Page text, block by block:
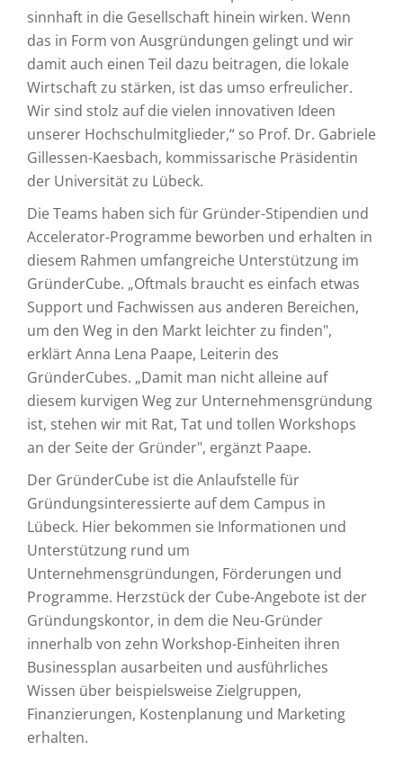
sinnhaft in die Gesellschaft hinein wirken. Wenn
das in Form von Ausgründungen gelingt und wir
damit auch einen Teil dazu beitragen, die lokale
Wirtschaft zu stärken, ist das umso erfreulicher.
Wir sind stolz auf die vielen innovativen Ideen
unserer Hochschulmitglieder,“ so Prof. Dr. Gabriele
Gillessen-Kaesbach, kommissarische Präsidentin
der Universität zu Lübeck.
Die Teams haben sich für Gründer-Stipendien und
Accelerator-Programme beworben und erhalten in
diesem Rahmen umfangreiche Unterstützung im
GründerCube. „Oftmals braucht es einfach etwas
Support und Fachwissen aus anderen Bereichen,
um den Weg in den Markt leichter zu finden",
erklärt Anna Lena Paape, Leiterin des
GründerCubes. „Damit man nicht alleine auf
diesem kurvigen Weg zur Unternehmensgründung
ist, stehen wir mit Rat, Tat und tollen Workshops
an der Seite der Gründer", ergänzt Paape.
Der GründerCube ist die Anlaufstelle für
Gründungsinteressierte auf dem Campus in
Lübeck. Hier bekommen sie Informationen und
Unterstützung rund um
Unternehmensgründungen, Förderungen und
Programme. Herzstück der Cube-Angebote ist der
Gründungskontor, in dem die Neu-Gründer
innerhalb von zehn Workshop-Einheiten ihren
Businessplan ausarbeiten und ausführliches
Wissen über beispielsweise Zielgruppen,
Finanzierungen, Kostenplanung und Marketing
erhalten.